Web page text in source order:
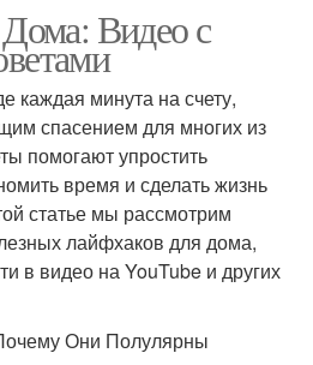
Видео с
каждая минута на счету,
спасением для многих из
помогают упростить
время и сделать жизнь
статье мы рассмотрим
лайфхаков для дома,
в видео на YouTube и других
Они Полулярны